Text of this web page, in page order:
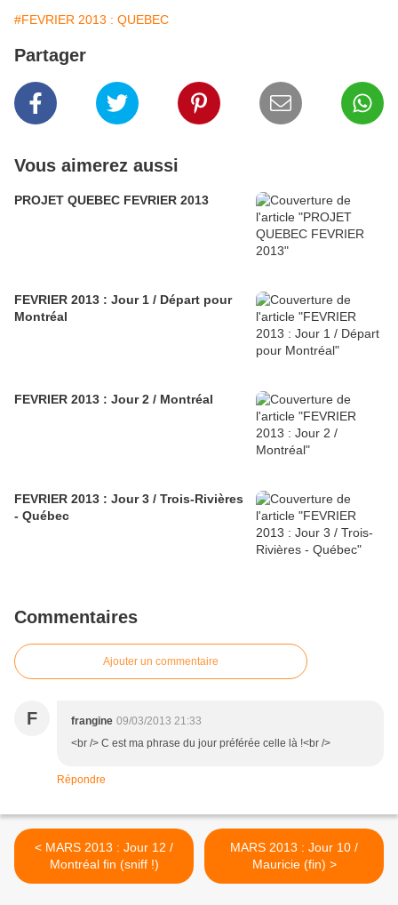
#FEVRIER 2013 : QUEBEC
Partager
Vous aimerez aussi
PROJET QUEBEC FEVRIER 2013
FEVRIER 2013 : Jour 1 / Départ pour
Montréal
FEVRIER 2013 : Jour 2 / Montréal
FEVRIER 2013 : Jour 3 / Trois-Rivières
- Québec
Commentaires
Ajouter un commentaire
F frangine 09/03/2013 21:33
<br /> C est ma phrase du jour préférée celle là !<br />
Répondre
< MARS 2013 : Jour 12 /
Montréal fin (sniff !)
MARS 2013 : Jour 10 /
Mauricie (fin) >